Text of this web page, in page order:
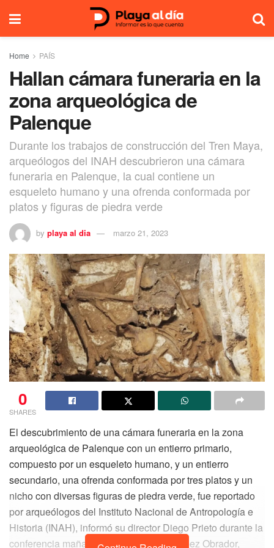
Home PAÍS
Hallan cámara funeraria en la
zona arqueológica de
Palenque
Durante los trabajos de construcción del Tren Maya,
arqueólogos del INAH descubrieron una cámara
funeraria en Palenque, la cual contiene un
esqueleto humano y una ofrenda conformada por
platos y figuras de piedra verde
by playa al dia marzo 21, 2023
0
SHARES
El descubrimiento de una cámara funeraria en la zona
arqueológica de Palenque con un entierro primario,
compuesto por un esqueleto humano, y un entierro
secundario, una ofrenda conformada por tres platos y un
nicho con diversas figuras de piedra verde, fue reportado
por arqueólogos del Instituto Nacional de Antropología e
Historia (INAH), informó su director Diego Prieto durante la
conferencia mañanera del presidente López Obrador,